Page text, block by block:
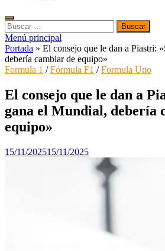
Buscar:
Menú principal
Portada » El consejo que le dan a Piastri:
debería cambiar de equipo»
Formula 1 /Fórmula F1 /Formula Uno
El consejo que le dan a
gana el Mundial, debería
equipo»
15/11/202515/11/2025